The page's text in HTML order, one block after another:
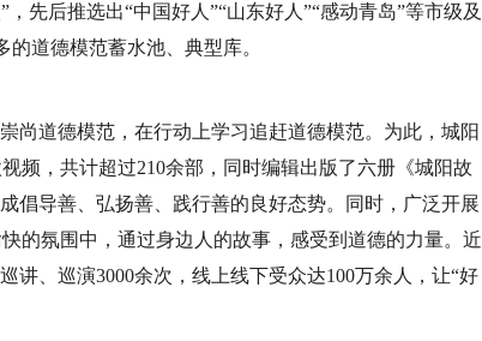
先后推选出“中国好人”“山东好人”“感动青岛”等市级及
道德模范蓄水池、典型库。
尚道德模范，在行动上学习追赶道德模范。为此，城阳
频，共计超过210余部，同时编辑出版了六册《城阳故
倡导善、弘扬善、践行善的良好态势。同时，广泛开展
的氛围中，通过身边人的故事，感受到道德的力量。近
讲、巡演3000余次，线上线下受众达100万余人，让“好